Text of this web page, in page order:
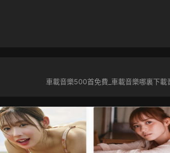
車載音樂500首免費_車載音樂哪裏下載